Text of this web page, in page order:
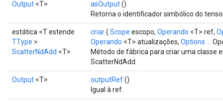
Output <T> asOutput()
Retorna o identificador simbólico do
estática <T estende
TType >
ScatterNdAdd <T>
criar( Scope escopo, Operando <T> ref,
Operando <T> atualizações, Options ...
Método de fábrica para criar uma classe
ScatterNdAdd.
Output <T> outputRef()
Igual à ref.